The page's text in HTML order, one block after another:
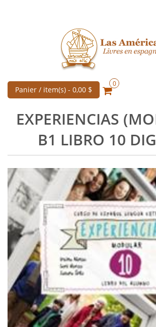
Panier / item(s) - 0,00 $
0
EXPERIENCIAS
B1 LIBRO 10